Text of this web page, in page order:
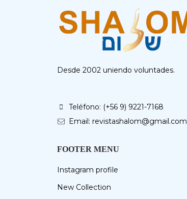
Desde 2002 uniendo voluntades.
Teléfono: (+56 9) 9221-7168
Email: revistashalom@gmail.com
FOOTER MENU
Instagram profile
New Collection